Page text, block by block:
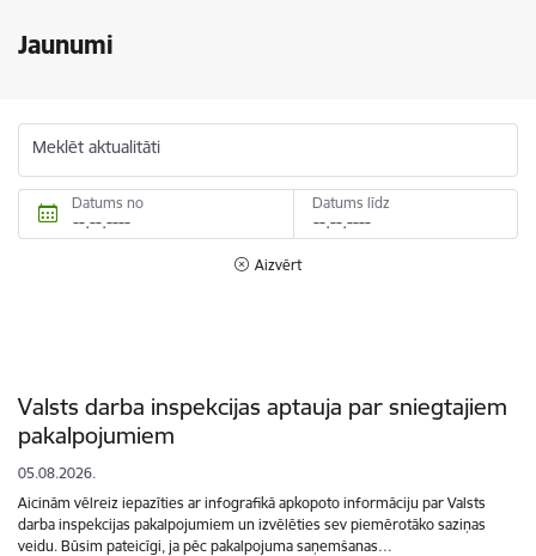
Jaunumi
Meklēt aktualitāti
Datums no Datums līdz
Aizvērt
Valsts darba inspekcijas aptauja par sniegtajiem
pakalpojumiem
05.08.2026.
Aicinām vēlreiz iepazīties ar infografikā apkopoto informāciju par Valsts
darba inspekcijas pakalpojumiem un izvēlēties sev piemērotāko saziņas
veidu. Būsim pateicīgi, ja pēc pakalpojuma saņemšanas…